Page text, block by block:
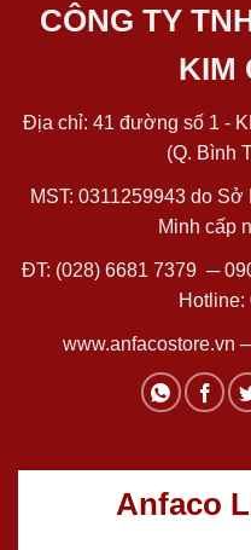
CÔNG TY
KIM
Địa chỉ: 41 đường số 1 -
(Q. Bình
MST: 0311259943 do
Minh cấp
ĐT: (028) 6681 7379 ─
Hotline:
www.anfacostore.vn
Anfaco